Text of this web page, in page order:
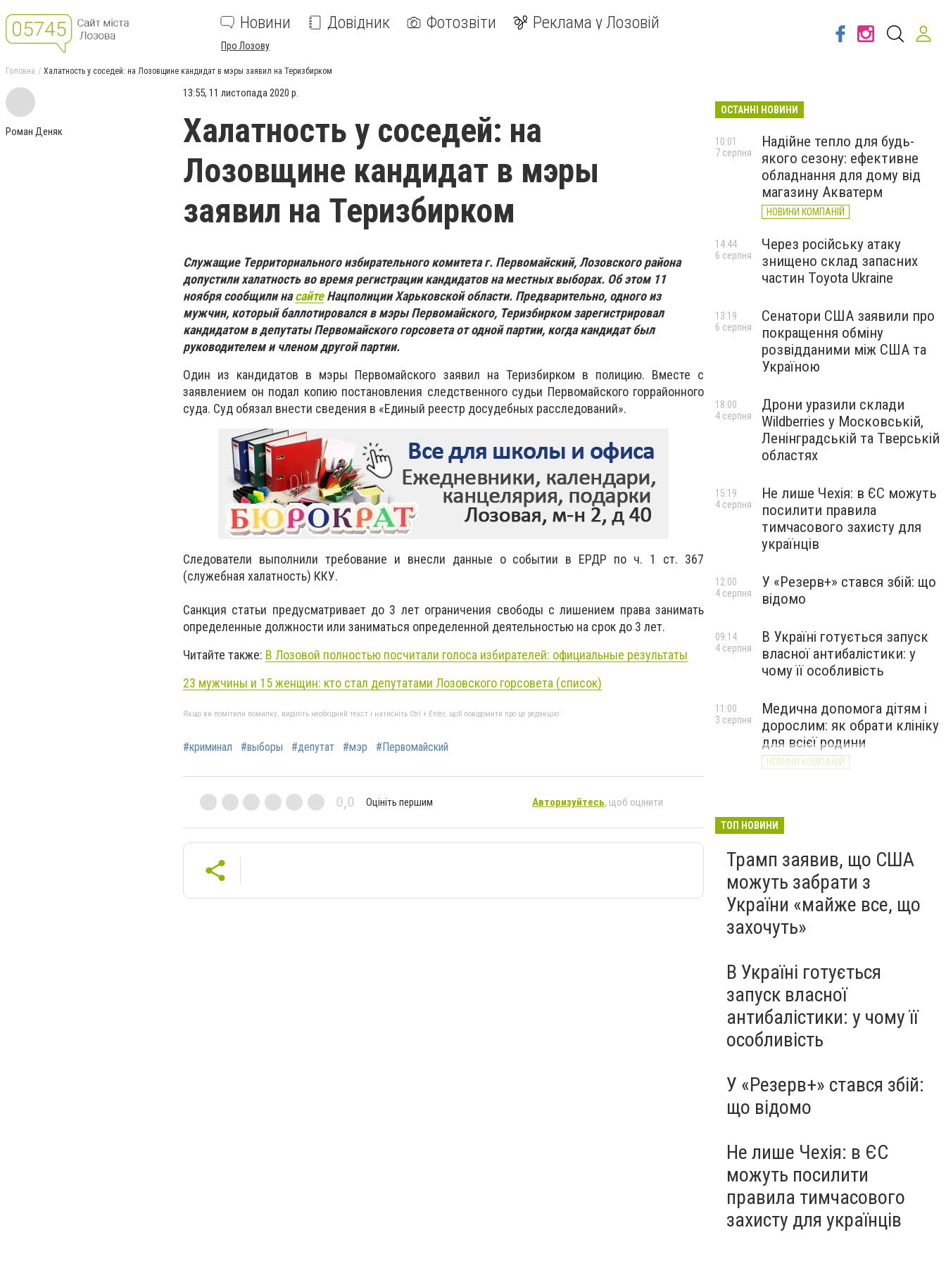
Новини Довідник Фотозвіти Реклама у Лозовій
Про Лозову
Головна Халатность у соседей: на Лозовщине кандидат в мэры заявил на Теризбирком
Роман Деняк
13:55, 11 листопада 2020 р.
Халатность у соседей: на
Лозовщине кандидат в мэры
заявил на Теризбирком
Служащие Территориального избирательного комитета г. Первомайский, Лозовского района
допустили халатность во время регистрации кандидатов на местных выборах. Об этом 11
ноября сообщили насайтеНацполиции Харьковской области. Предварительно, одного из
мужчин, который баллотировался в мэры Первомайского, Теризбирком зарегистрировал
кандидатом в депутаты Первомайского горсовета от одной партии, когда кандидат был
руководителем и членом другой партии.
Один из кандидатов в мэры Первомайского заявил на Теризбирком в полицию. Вместе с
заявлением он подал копию постановления следственного судьи Первомайского горрайонного
суда. Суд обязал внести сведения в «Единый реестр досудебных расследований».
Следователи выполнили требование и внесли данные о событии в ЕРДР по ч. 1 ст. 367
(служебная халатность) ККУ.
Санкция статьи предусматривает до 3 лет ограничения свободы с лишением права занимать
определенные должности или заниматься определенной деятельностью на срок до 3 лет.
Читайте также: В Лозовой полностью посчитали голоса избирателей: официальные результаты
23 мужчины и 15 женщин: кто стал депутатами Лозовского горсовета (список)
Якщо ви помітили помилку, виділіть необхідний текст і натисніть Ctrl + Enter, щоб повідомити про це редакцію
#криминал #выборы #депутат #мэр #Первомайский
0,0 Оцініть першим Авторизуйтесь, щоб оцінити
ОСТАННІ НОВИНИ
Надійне тепло для будь-
якого сезону: ефективне
обладнання для дому від
магазину Акватерм
НОВИНИ КОМПАНІЙ
10:01
7 серпня
Через російську атаку
знищено склад запасних
частин Toyota Ukraine
14:44
6 серпня
Сенатори США заявили про
покращення обміну
розвідданими між США та
Україною
13:19
6 серпня
Дрони уразили склади
Wildberries у Московській,
Ленінградській та Тверській
областях
18:00
4 серпня
Не лише Чехія: в ЄС можуть
посилити правила
тимчасового захисту для
українців
15:19
4 серпня
У «Резерв+» стався збій: що
відомо
12:00
4 серпня
В Україні готується запуск
власної антибалістики: у
чому її особливість
09:14
4 серпня
Медична допомога дітям і
дорослим: як обрати клініку
для всієї родини
НОВИНИ КОМПАНІЙ
11:00
3 серпня
ТОП НОВИНИ
Трамп заявив, що США
можуть забрати з
України «майже все, що
захочуть»
В Україні готується
запуск власної
антибалістики: у чому її
особливість
У «Резерв+» стався збій:
що відомо
Не лише Чехія: в ЄС
можуть посилити
правила тимчасового
захисту для українців